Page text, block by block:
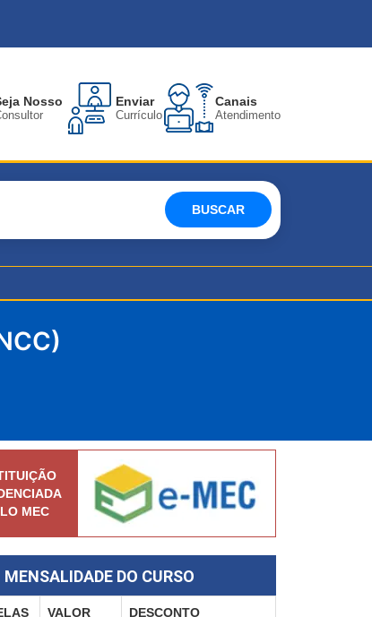
Nosso Enviar
Currículo
Canais
Atendimento
BUSCAR
MEC
MENSALIDADE DO CURSO
VALOR DESCONTO